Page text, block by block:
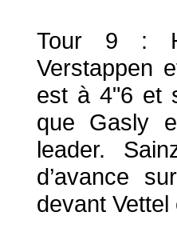
Tour 9 :
Verstappen
est à 4"6 et
que Gasly
leader.
d’avance
devant